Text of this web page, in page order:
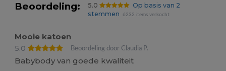
Beoordeling: 5.0
Op basis van 2
stemmen
6232 items verkocht
Mooie katoen
5.0
Beoordeling door Claudia P.
Babybody van goede kwaliteit